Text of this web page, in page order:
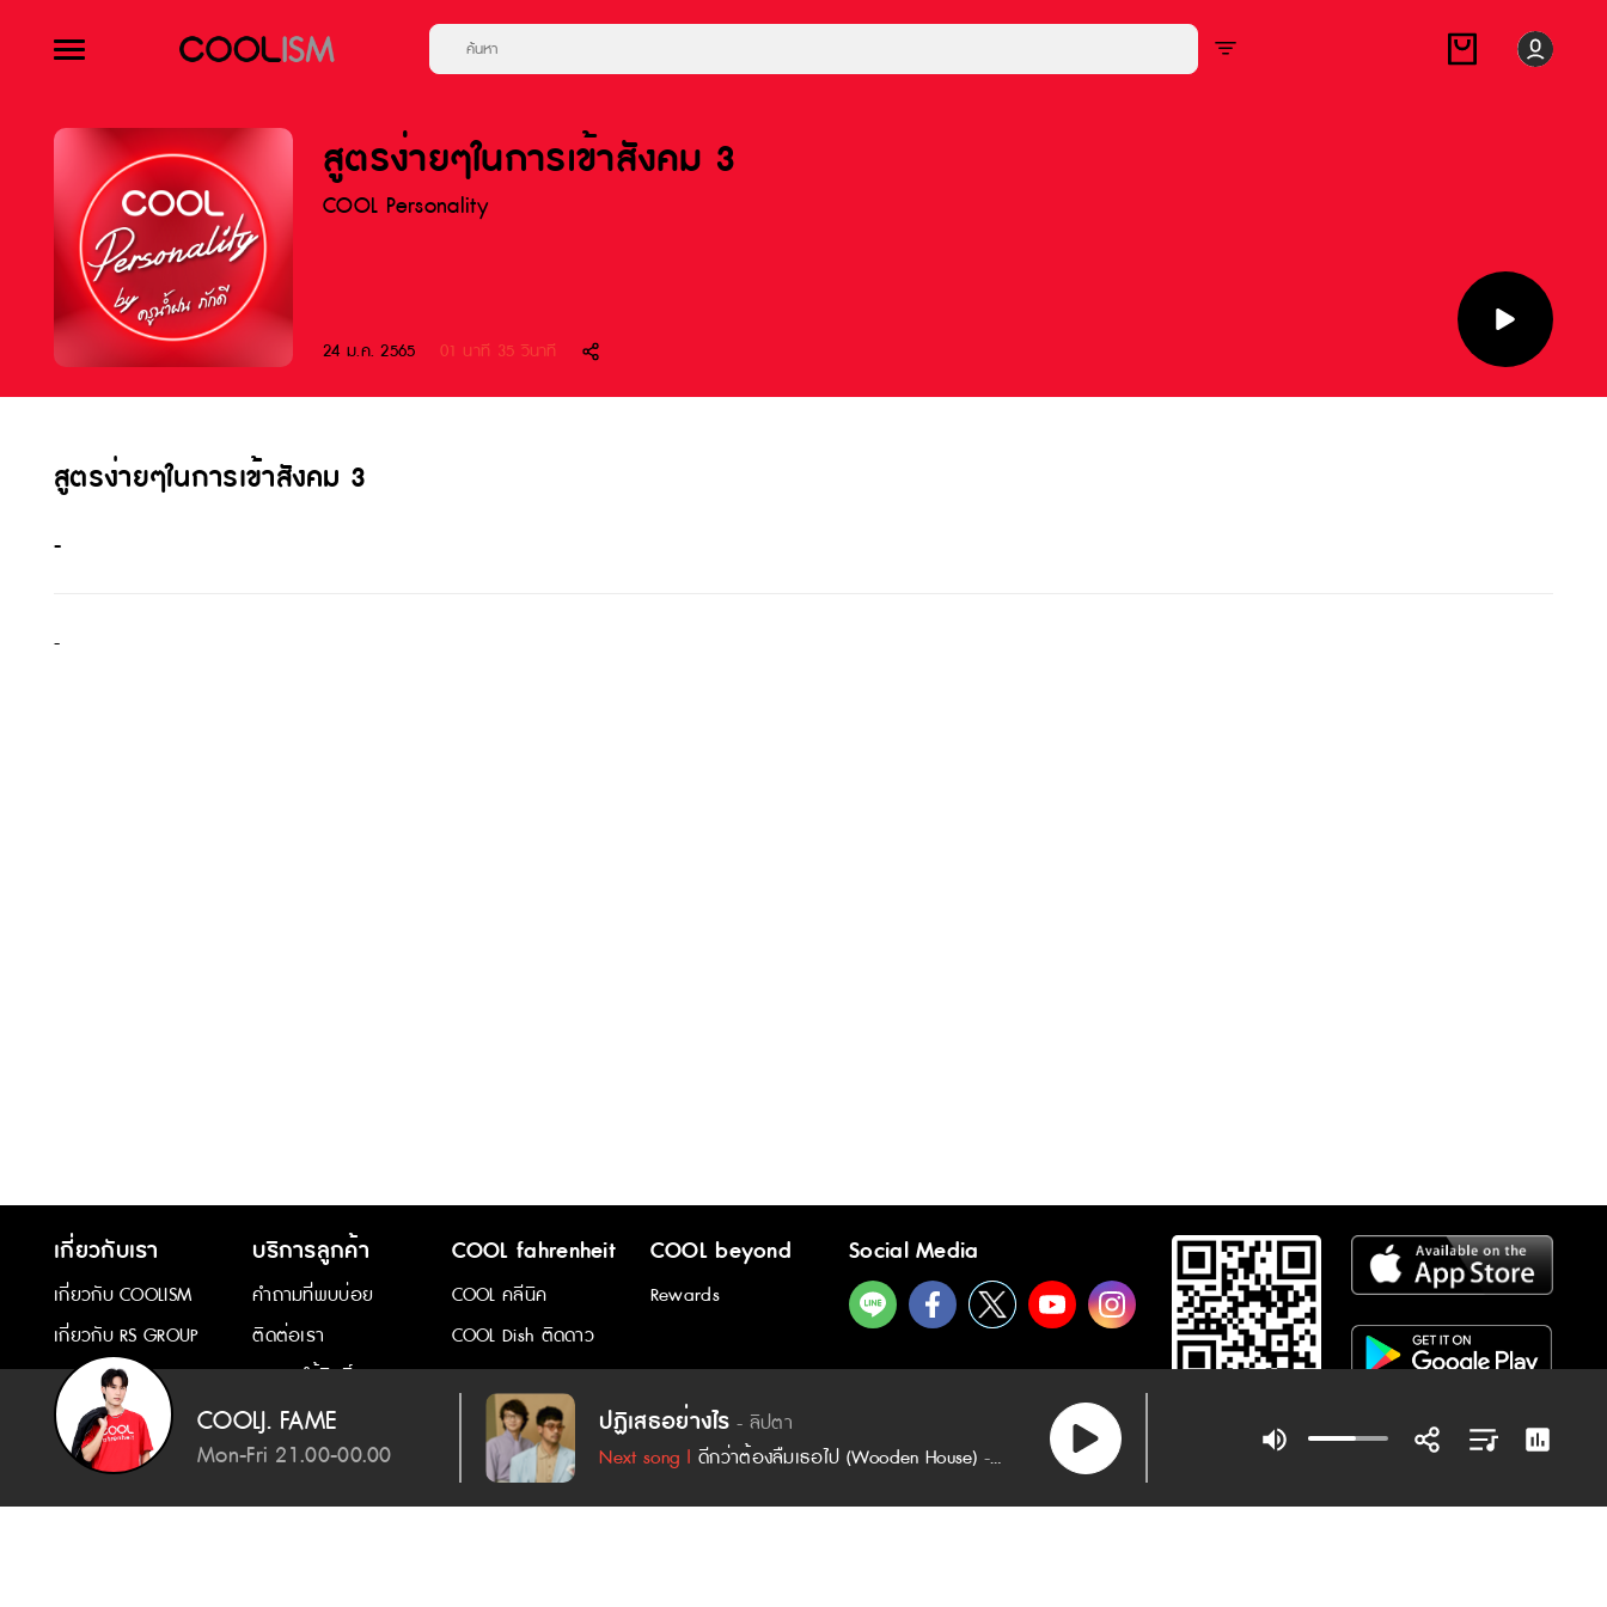
สูตรง่ายๆในการเข้าสังคม 3
COOL Personality
24 ม.ค. 2565 01 นาที 35 วินาที
สูตรง่ายๆในการเข้าสังคม 3
-
-
เกี่ยวกับเรา
เกี่ยวกับ COOLISM
เกี่ยวกับ RS GROUP
บริการลูกค้า
คำถามที่พบบ่อย
ติดต่อเรา
การขอใช้สิทธิ์ของ
เจ้าของข้อมูล
COOL fahrenheit
COOL คลีนิค
COOL Dish ติดดาว
COOL beyond
Rewards
Social Media
2026 Copyright : COOLISM Co., Ltd. All rights reserved. ข้อกำหนดและเงื่อนไข | นโยบายความเป็นส่วนตัว
ปฏิเสธอย่างไรลิปตา
ปฏิเสธหัวใจอย่างไร ฉันทำไม่เป็น
COOLJ. FAME
Mon-Fri 21.00-00.00
ปฏิเสธอย่างไร - ลิปตา
Next song |ดีกว่าต้องลืมเธอไป (Wooden House) -